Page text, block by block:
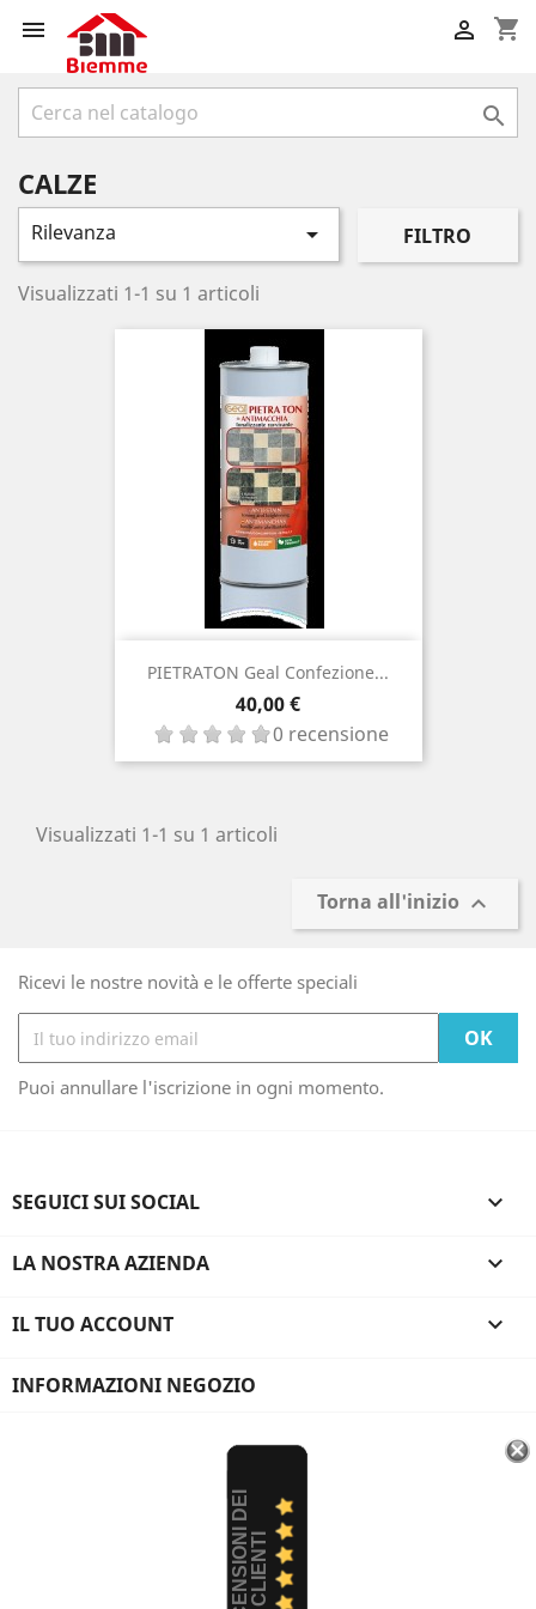
 shopping_cart


CALZE
Rilevanza  FILTRO
Visualizzati 1-1 su 1 articoli
PIETRATON Geal Confezione...
Prezzo
40,00 €
0 recensione
Visualizzati 1-1 su 1 articoli
Torna all'inizio 
Ricevi le nostre novità e le offerte speciali
Puoi annullare l'iscrizione in ogni momento.
SEGUICI SUI SOCIAL 
LA NOSTRA AZIENDA 
IL TUO ACCOUNT 
INFORMAZIONI NEGOZIO
R
E
C
E
N
S
I
ON
I
D
E
I
C
L
I
E
N
TI